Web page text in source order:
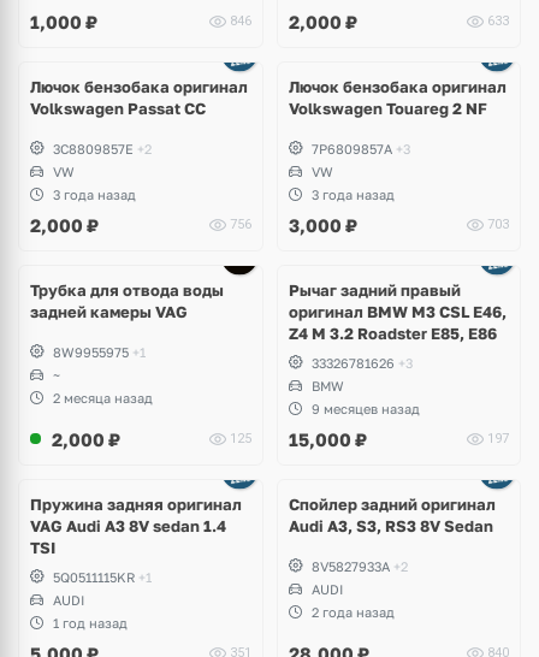
1,000 ₽ 846 2,000 ₽ 633
Лючок бензобака оригинал
Volkswagen Passat CC
3C8809857E +2
VW
3 года назад
2,000 ₽ 756
Лючок бензобака оригинал
Volkswagen Touareg 2 NF
7P6809857A +3
VW
3 года назад
3,000 ₽ 703
Трубка для отвода воды
задней камеры VAG
8W9955975 +1
~
2 месяца назад
2,000 ₽ 125
Рычаг задний правый
оригинал BMW M3 CSL E46,
Z4 M 3.2 Roadster E85, E86
33326781626 +3
BMW
9 месяцев назад
15,000 ₽ 197
Пружина задняя оригинал
VAG Audi A3 8V sedan 1.4
TSI
5Q0511115KR +1
AUDI
1 год назад
351
Спойлер задний оригинал
Audi A3, S3, RS3 8V Sedan
8V5827933A +2
AUDI
2 года назад
840